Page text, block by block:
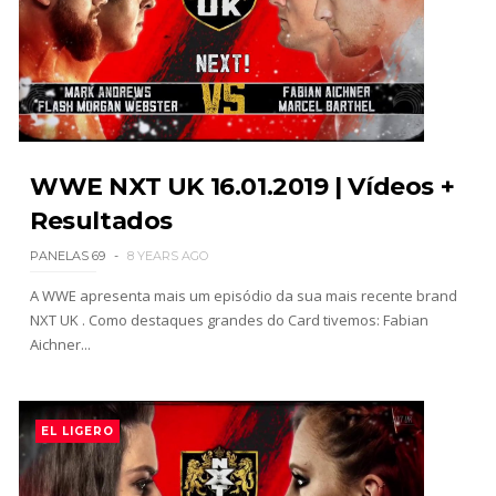
WWE: Possível adversário de Roman Reigns no
Money in the Bank
SCSA867-Aug 05 2026
WWE: Lesão de Brie Bella poderá afetar
abalroado por Big Cass
Unknown-Aug 04 2026
WWE NXT UK 16.01.2019 | Vídeos +
Resultados
PANELAS 69 8 YEARS AGO
A WWE apresenta mais um episódio da sua mais recente brand
NXT UK . Como destaques grandes do Card tivemos: Fabian
Aichner...
EL LIGERO